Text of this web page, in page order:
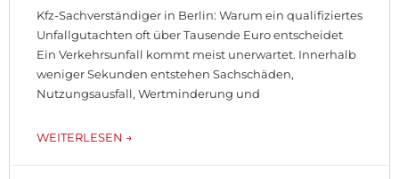
Kfz-Sachverständiger in Berlin: Warum ein qualifiziertes
Unfallgutachten oft über Tausende Euro entscheidet
Ein Verkehrsunfall kommt meist unerwartet. Innerhalb
weniger Sekunden entstehen Sachschäden,
Nutzungsausfall, Wertminderung und
WEITERLESEN →